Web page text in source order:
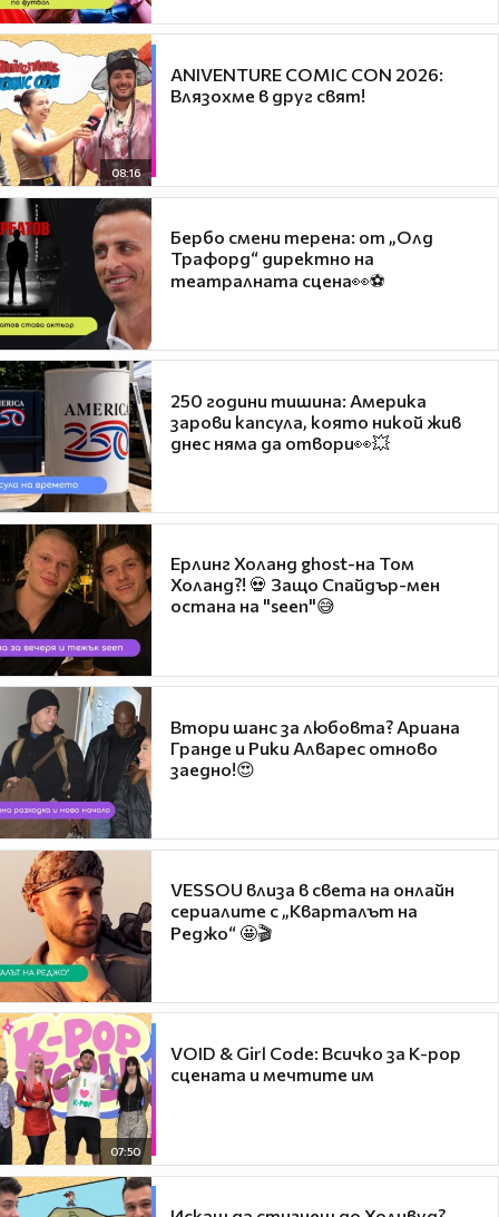
08:16
ANIVENTURE COMIC CON 2026:
Влязохме в друг свят!
Бербо смени терена: от „Олд
Трафорд“ директно на
театралната сцена👀⚽
250 години тишина: Америка
зарови капсула, която никой жив
днес няма да отвори👀💥
Ерлинг Холанд ghost-на Том
Холанд?! 💀 Защо Спайдър-мен
остана на "seen"😅
Втори шанс за любовта? Ариана
Гранде и Рики Алварес отново
заедно!😍
VESSOU влиза в света на онлайн
сериалите с „Кварталът на
Реджо“ 🤩🎬
07:50
VOID & Girl Code: Всичко за K-pop
сцената и мечтите им